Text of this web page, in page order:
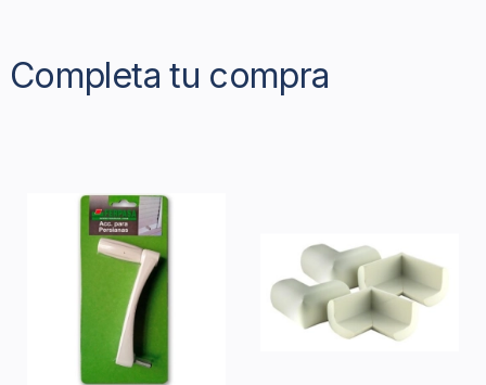
Completa tu compra